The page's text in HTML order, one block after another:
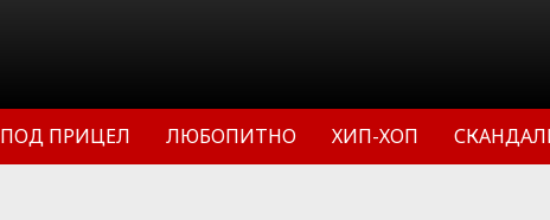
ПОД ПРИЦЕЛ ЛЮБОПИТНО ХИП-ХОП